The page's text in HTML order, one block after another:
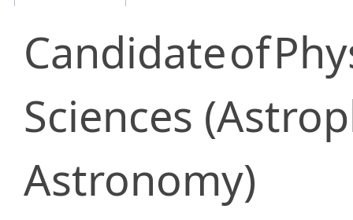
Candidateof
Sciences
Astronomy)